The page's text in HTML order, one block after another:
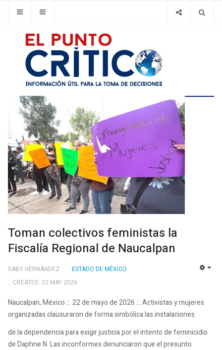
Toman colectivos feministas la
Fiscalía Regional de Naucalpan
GABY HERNÁNDEZ
ESTADO DE MÉXICO
CREATED: 22 MAY 2026
Naucalpan, México ::: 22 de mayo de 2026 ::: Activistas y mujeres
organizadas clausuraron de forma simbólica las instalaciones
de la dependencia para exigir justicia por el intento de feminicidio
de Daphne N. Las inconformes denunciaron que el presunto